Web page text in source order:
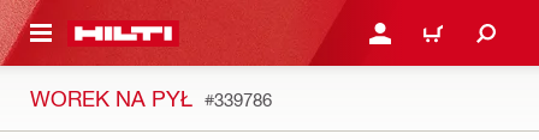
GŁÓWNEJ ZALOGUJ SIĘ LUB
KOSZYK
WOREK NA PYŁ #339786